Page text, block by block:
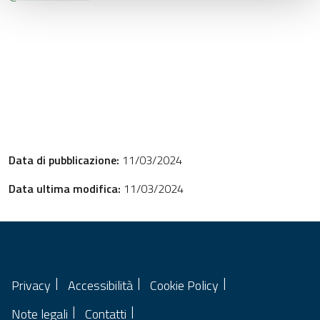
Data di pubblicazione: 11/03/2024
Data ultima modifica: 11/03/2024
Privacy Accessibilità
Cookie Policy
Note legali
Contatti